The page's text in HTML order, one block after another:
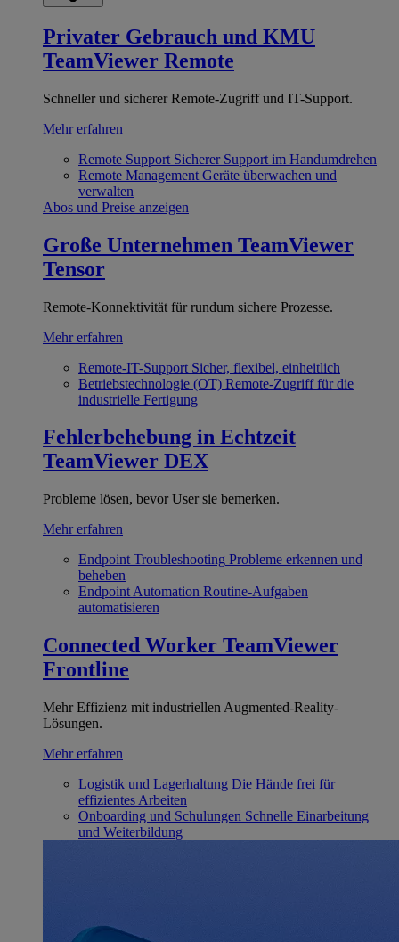
Privater Gebrauch und KMU
TeamViewer Remote
Schneller und sicherer Remote-Zugriff und IT-Support.
Mehr erfahren
Remote Support Sicherer Support im Handumdrehen
Remote Management Geräte überwachen und
verwalten
Abos und Preise anzeigen
Große Unternehmen TeamViewer
Tensor
Remote-Konnektivität für rundum sichere Prozesse.
Mehr erfahren
Remote-IT-Support Sicher, flexibel, einheitlich
Betriebstechnologie (OT) Remote-Zugriff für die
industrielle Fertigung
Fehlerbehebung in Echtzeit
TeamViewer DEX
Probleme lösen, bevor User sie bemerken.
Mehr erfahren
Endpoint Troubleshooting Probleme erkennen und
beheben
Endpoint Automation Routine-Aufgaben
automatisieren
Connected Worker TeamViewer
Frontline
Mehr Effizienz mit industriellen Augmented-Reality-
Lösungen.
Mehr erfahren
Logistik und Lagerhaltung Die Hände frei für
effizientes Arbeiten
Onboarding und Schulungen Schnelle Einarbeitung
und Weiterbildung